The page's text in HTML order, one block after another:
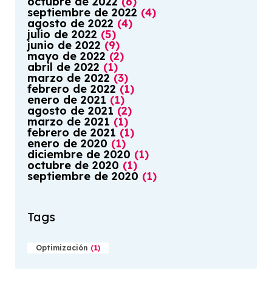
septiembre de2022 (4)
agosto de2022 (4)
julio de2022 (5)
junio de2022 (9)
mayo de2022(2)
abril de2022 (1)
marzo de2022 (3)
febrero de2022(1)
enero de2021 (1)
agosto de2021 (2)
marzo de2021 (1)
febrero de2021(1)
enero de2020 (1)
diciembre de2020 (1)
octubre de2020 (1)
septiembre de2020 (1)
Tags
Optimización (1)